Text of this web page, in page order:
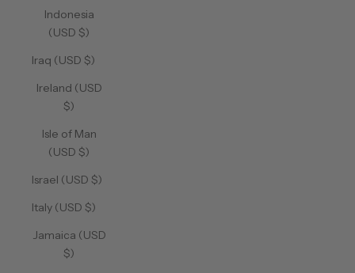
Indonesia
(USD $)
Iraq (USD $)
Ireland (USD
$)
Isle of Man
(USD $)
Israel (USD $)
Italy (USD $)
Jamaica (USD
$)